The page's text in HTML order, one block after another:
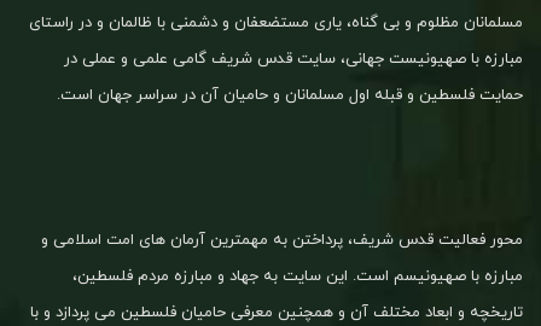
مسلمانان مظلوم و بی گناه، یاری مستضعفان و دشمنی با ظالمان و در راستای
مبارزه با صهیونیست جهانی، سایت قدس شریف گامی علمی و عملی در
حمایت فلسطین و قبله اول مسلمانان و حامیان آن در سراسر جهان است.
محور فعالیت قدس شریف، پرداختن به مهمترین آرمان های امت اسلامی و
مبارزه با صهیونیسم است. این سایت به جهاد و مبارزه مردم فلسطین،
تاریخچه و ابعاد مختلف آن و همچنین معرفی حامیان فلسطین می پردازد و با